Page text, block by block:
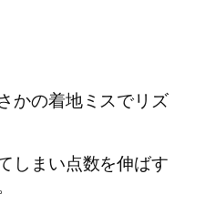
かの着地ミスでリズ
しまい点数を伸ばす